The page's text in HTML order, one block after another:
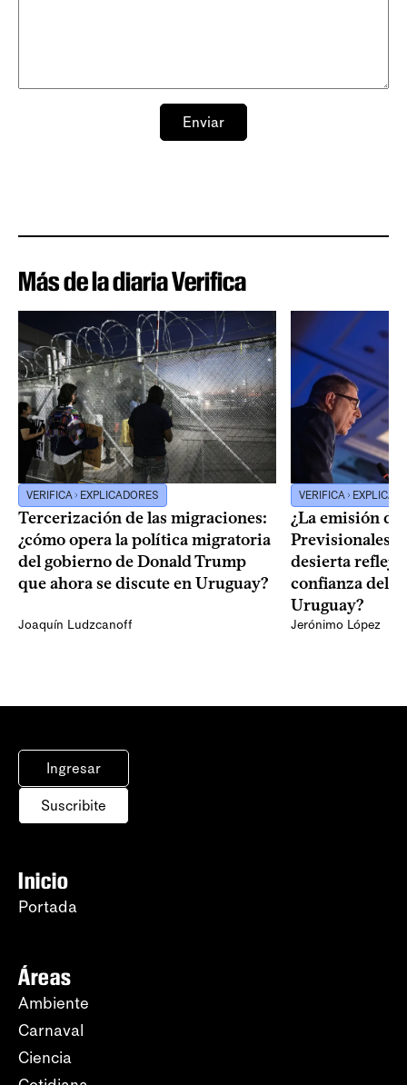
Enviar
Más de la diaria Verifica
VERIFICA EXPLICADORES
Tercerización de las migraciones:
¿cómo opera la política migratoria
del gobierno de Donald Trump
que ahora se discute en Uruguay?
Joaquín Ludzcanoff
VERIFICA
¿La emisión
Previsionales
desierta refleja
confianza del
Uruguay?
Jerónimo López
Ingresar
Suscribite
Inicio
Portada
Áreas
Ambiente
Carnaval
Ciencia